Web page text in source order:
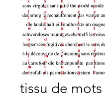
tissu de mots